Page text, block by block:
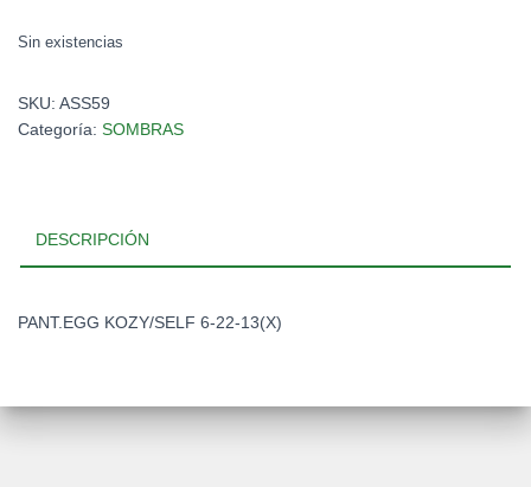
Sin existencias
SKU: ASS59
Categoría: SOMBRAS
DESCRIPCIÓN
PANT.EGG KOZY/SELF 6-22-13(X)